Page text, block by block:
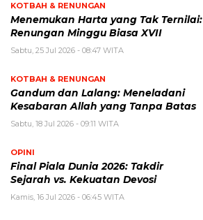
KOTBAH & RENUNGAN
Menemukan Harta yang Tak Ternilai:
Renungan Minggu Biasa XVII
Sabtu, 25 Jul 2026 - 08:47 WITA
KOTBAH & RENUNGAN
Gandum dan Lalang: Meneladani
Kesabaran Allah yang Tanpa Batas
Sabtu, 18 Jul 2026 - 09:11 WITA
OPINI
Final Piala Dunia 2026: Takdir
Sejarah vs. Kekuatan Devosi
Kamis, 16 Jul 2026 - 06:45 WITA